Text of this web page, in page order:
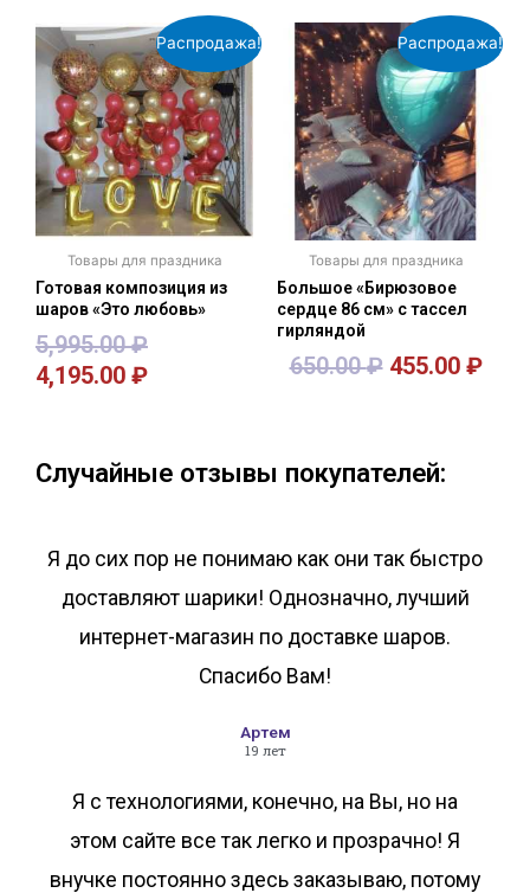
Распродажа!
Товары для праздника
Готовая композиция из
шаров «Это любовь»
5,995.00₽
4,195.00 ₽
Распродажа!
Товары для праздника
Большое «Бирюзовое
сердце 86 см» с тассел
гирляндой
650.00₽ 455.00 ₽
Случайные отзывы покупателей:
Я до сих пор не понимаю как они так быстро
доставляют шарики! Однозначно, лучший
интернет-магазин по доставке шаров.
Спасибо Вам!
Артем
19 лет
Я с технологиями, конечно, на Вы, но на
этом сайте все так легко и прозрачно! Я
внучке постоянно здесь заказываю, потому